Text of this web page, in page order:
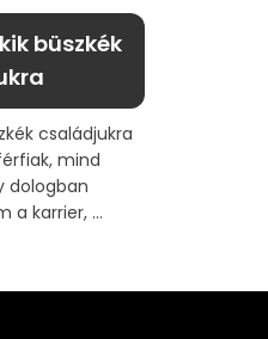
büszkék
családjukra
mind
dologban
a karrier, ...